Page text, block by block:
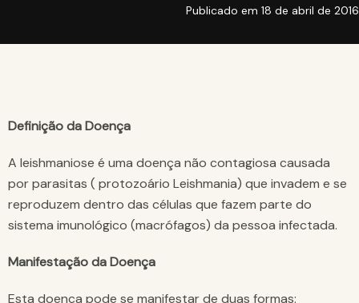
Publicado em 18 de abril de 2016
Definição da Doença
A leishmaniose é uma doença não contagiosa causada
por parasitas ( protozoário Leishmania) que invadem e se
reproduzem dentro das células que fazem parte do
sistema imunológico (macrófagos) da pessoa infectada.
Manifestação da Doença
Esta doença pode se manifestar de duas formas: